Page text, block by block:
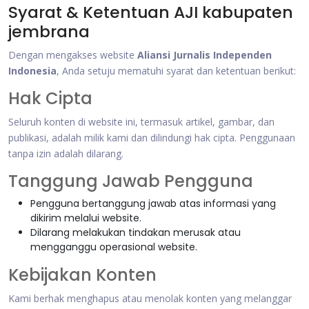
Syarat & Ketentuan AJI kabupaten
jembrana
Dengan mengakses website Aliansi Jurnalis Independen
Indonesia, Anda setuju mematuhi syarat dan ketentuan berikut:
Hak Cipta
Seluruh konten di website ini, termasuk artikel, gambar, dan
publikasi, adalah milik kami dan dilindungi hak cipta. Penggunaan
tanpa izin adalah dilarang.
Tanggung Jawab Pengguna
Pengguna bertanggung jawab atas informasi yang
dikirim melalui website.
Dilarang melakukan tindakan merusak atau
mengganggu operasional website.
Kebijakan Konten
Kami berhak menghapus atau menolak konten yang melanggar